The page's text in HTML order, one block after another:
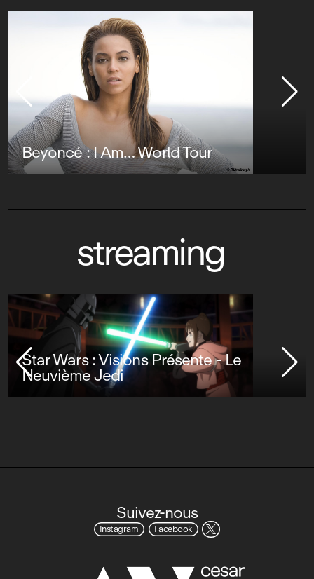
Beyoncé : I Am… World Tour
streaming
Star Wars : Visions Présente - Le
Neuvième Jedi
Suivez-nous
Instagram Facebook